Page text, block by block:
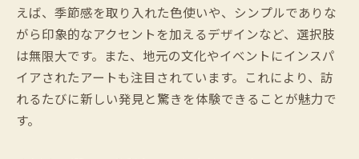
えば、季節感を取り入れた色使いや、シンプルでありな
がら印象的なアクセントを加えるデザインなど、選択肢
は無限大です。また、地元の文化やイベントにインスパ
イアされたアートも注目されています。これにより、訪
れるたびに新しい発見と驚きを体験できることが魅力で
す。